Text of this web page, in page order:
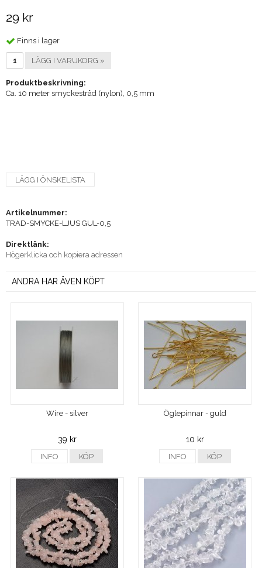
29 kr
Finns i lager
LÄGG I VARUKORG »
Produktbeskrivning:
Ca. 10 meter smyckestråd (nylon), 0,5 mm
LÄGG I ÖNSKELISTA
Artikelnummer:
TRAD-SMYCKE-LJUS GUL-0,5
Direktlänk:
Högerklicka och kopiera adressen
ANDRA HAR ÄVEN KÖPT
Wire - silver
39 kr
INFO KÖP
Öglepinnar - guld
10 kr
INFO KÖP